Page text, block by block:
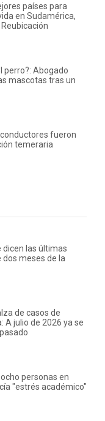
países para
en Sudamérica,
perro?: Abogado
mascotas tras un
fueron
temeraria
dicen las últimas
meses de la
de casos de
A julio de 2026 ya se
personas en
"estrés académico"